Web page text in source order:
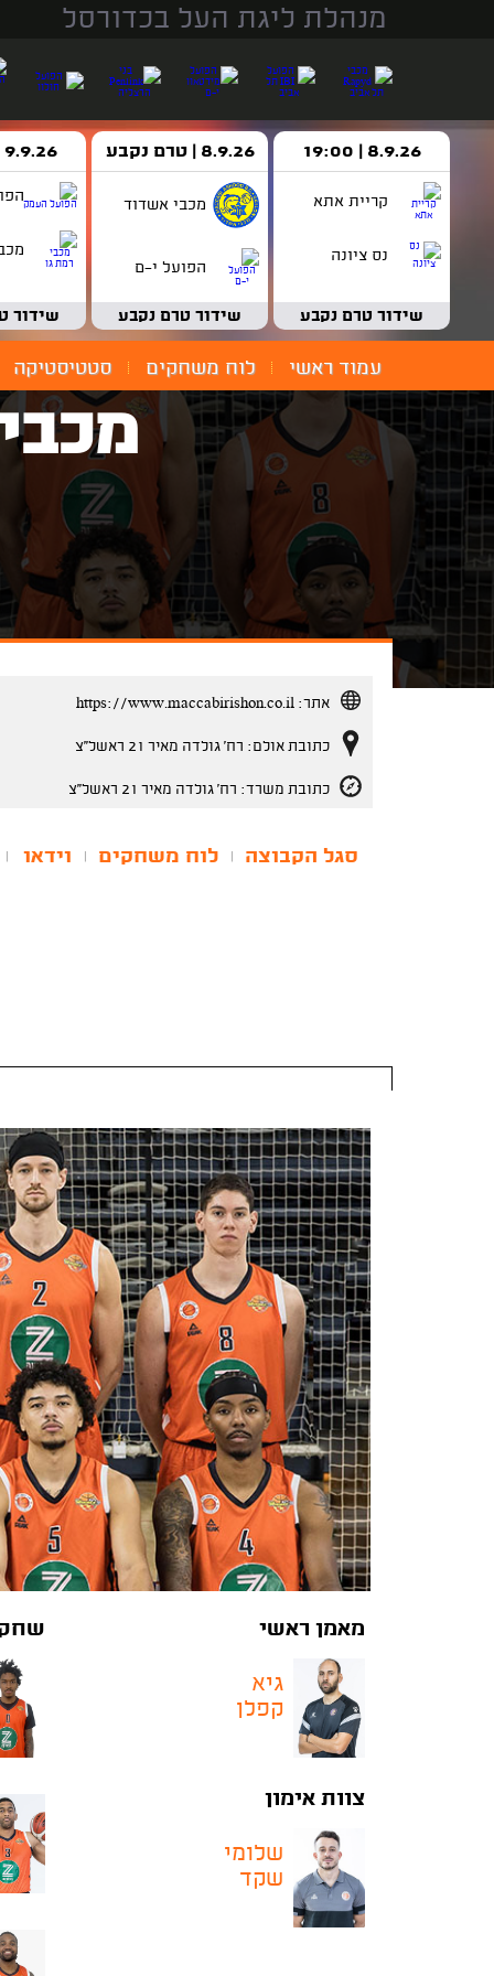
מנהלת ליגת העל בכדורסל
8.9.26 | 19:00
קריית אתא
נס ציונה
שידור טרם נקבע
8.9.26 | טרם נקבע
מכבי אשדוד
הפועל י-ם
שידור טרם נקבע
9.9.26 | 18:30
שידור
עמוד ראשי לוח משחקים סטטיסטיקה
אתר: https://www.maccabirishon.co.il
כתובת אולם: רח' גולדה מאיר 21 ראשל''צ
כתובת משרד: רח' גולדה מאיר 21 ראשל''צ
סגל הקבוצה לוח משחקים וידאו
מאמן ראשי
גיא
קפלן
צוות אימון
שלומי
שקד